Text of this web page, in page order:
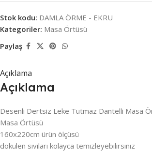
Stok kodu: DAMLA ÖRME - EKRU
Kategoriler: Masa Örtüsü
Paylaş
Açıklama
Açıklama
Desenli Dertsiz Leke Tutmaz Dantelli Masa
Masa Örtüsü
160x220cm ürün ölçüsü
dökülen sıvıları kolayca temizleyebilirsiniz